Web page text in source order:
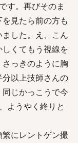
す。再びそのま
見たら前の方も
した。え、こん
くてもう視線を
っきのように胸
以上技師さんの
じかっこうで今
ようやく終りと
にレントゲン撮